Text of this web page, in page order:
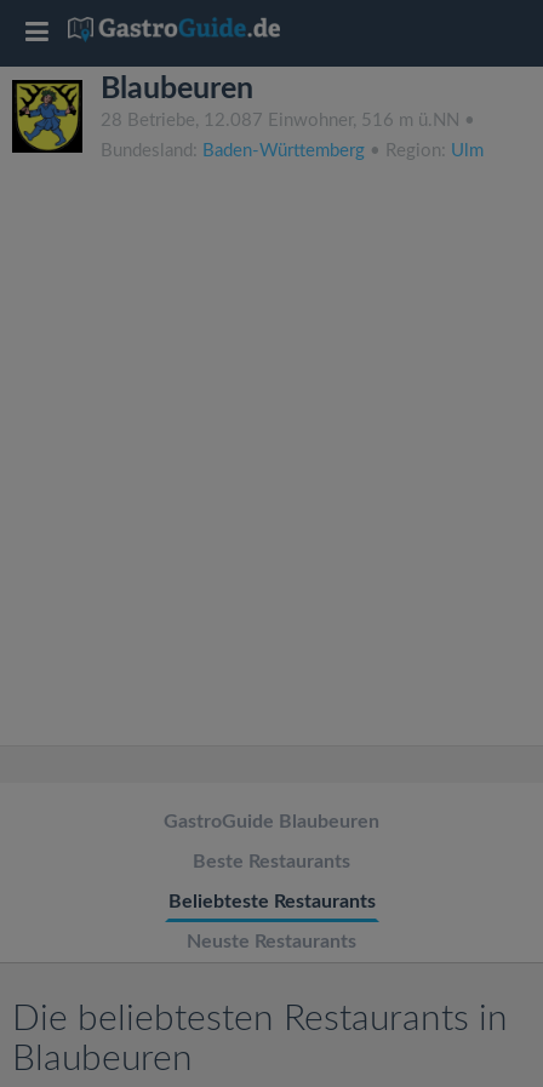
Blaubeuren
28 Betriebe, 12.087 Einwohner, 516 m ü.NN •
Bundesland: Baden-Württemberg • Region: Ulm
GastroGuide Blaubeuren
Beste Restaurants
Beliebteste Restaurants
Neuste Restaurants
Die beliebtesten Restaurants in
Blaubeuren
T
o
g